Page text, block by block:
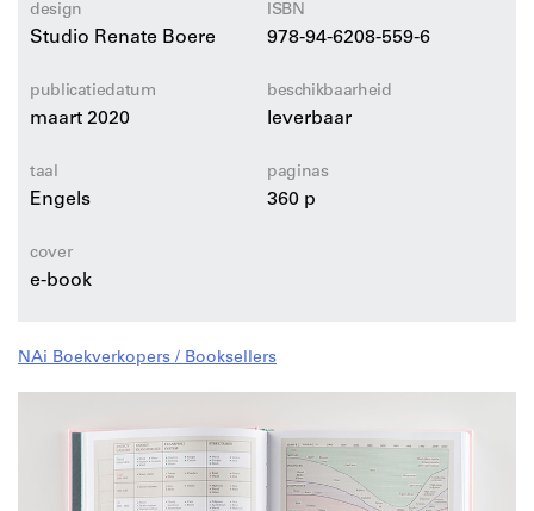
schrijver en een bekroond criticus. Deze uitgave het
uitgebreide en verbeterde vervolg op hun boek
design
Studio Renate Boere
ISBN
978-94-6208-559-6
publicatiedatum
maart 2020
beschikbaarheid
leverbaar
taal
Engels
paginas
360 p
cover
e-book
NAi Boekverkopers / Booksellers